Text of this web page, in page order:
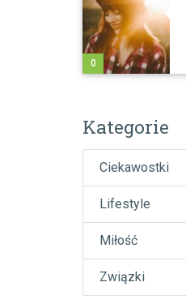
0
Kategorie
Ciekawostki
Lifestyle
Miłość
Związki